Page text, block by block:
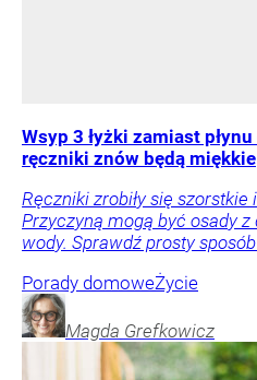
Wsyp 3 łyżki zamiast
ręczniki znów będą miękkie
Ręczniki zrobiły się szorstkie
Przyczyną mogą być osady
wody. Sprawdź prosty
Porady domoweŻycie
Magda Grefkowicz